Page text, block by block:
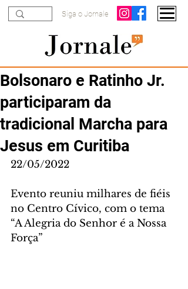
Siga o Jornale
Bolsonaro e Ratinho Jr.
participaram da
tradicional Marcha para
Jesus em Curitiba
22/05/2022
Evento reuniu milhares de fiéis
no Centro Cívico, com o tema
“A Alegria do Senhor é a Nossa
Força”